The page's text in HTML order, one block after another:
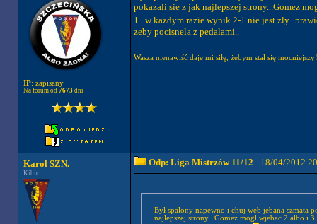
IP: zapisany
Na forum od 7673dni
pokazali sie z jak najlepszej strony...Gomez
1...w kazdym razie wynik 2-1 nie jest
zeby pocisnela z pedalami..
Wasza nienawiść daje mi siłę, żebym stał się
Karol SZN.
Kibic
Odp: Liga Mistrzów 11/12 - 18/04/2012
Był spalony napewno i chuj web jebana szmata
najlepszej strony...Gomez mogl wjebac 2 albo i